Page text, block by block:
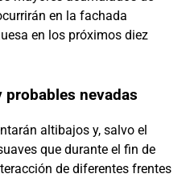
en la fachada
en los próximos diez
nevadas
altibajos y, salvo el
que durante el fin de
de diferentes frentes